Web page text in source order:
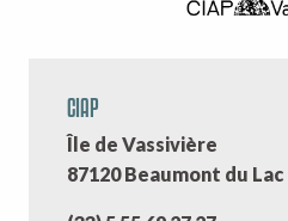
CIAP
Île de Vassivière
87120 Beaumont du Lac